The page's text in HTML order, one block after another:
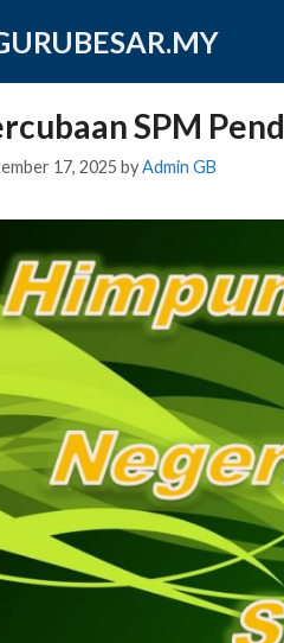
SPM
17, 2025 byAdmin GB